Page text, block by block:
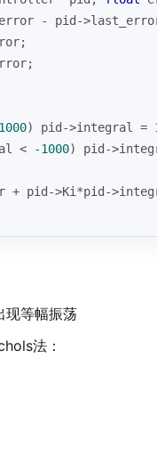
- pid-
1000) pid->integral =
< -1000) pid-
+ pid->Ki*pid-
现等幅振荡
法：